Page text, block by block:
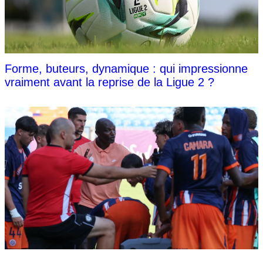
Forme, buteurs, dynamique : qui impressionne
vraiment avant la reprise de la Ligue 2 ?